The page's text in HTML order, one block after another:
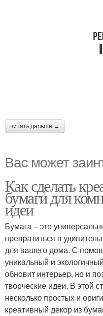
читать дальше →
Вас может
Как сделать
бумаги для
идеи
Бумага – это
превратиться в
для вашего дома. С
уникальный и
обновит интерьер, но и
творческие идеи. В этой
несколько простых и
креативный декор из